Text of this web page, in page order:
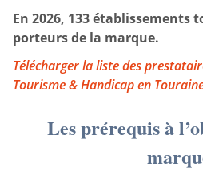
En 2026, 133 établissements
porteurs de la marque.
Télécharger la liste des
Tourisme & Handicap en
Les prérequis à